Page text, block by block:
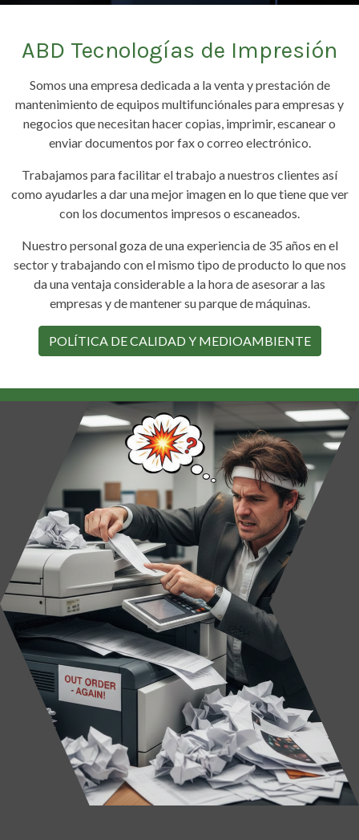
ABD Tecnologías de Impresión
Somos una empresa dedicada a la venta y prestación de
mantenimiento de equipos multifunciónales para empresas y
negocios que necesitan hacer copias, imprimir, escanear o
enviar documentos por fax o correo electrónico.
Trabajamos para facilitar el trabajo a nuestros clientes así
como ayudarles a dar una mejor imagen en lo que tiene que ver
con los documentos impresos o escaneados.
Nuestro personal goza de una experiencia de 35 años en el
sector y trabajando con el mismo tipo de producto lo que nos
da una ventaja considerable a la hora de asesorar a las
empresas y de mantener su parque de máquinas.
POLÍTICA DE CALIDAD Y MEDIOAMBIENTE